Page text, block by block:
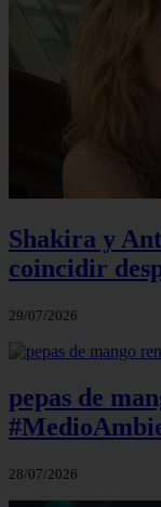
Shakira y
coincidir
29/07/2026
pepas de
28/07/2026